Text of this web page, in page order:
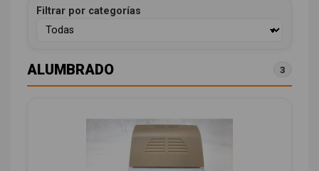
Filtrar por categorías
ALUMBRADO 3